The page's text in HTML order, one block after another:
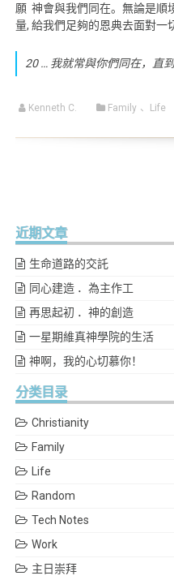
願 神會與我們同在。無論是順
量, 給我們足夠的恩典去面對一
20 … 我就常與你們同在，直
Kenneth C. Family 、 Life
近期文章
生命道路的交託
同心建造 ．為主作工
再思起初 ．神的創造
一星期維真神學院的生活
神啊，我的心切慕你！
分类目录
Christianity
Family
Life
Random
Tech Notes
Work
主日崇拜